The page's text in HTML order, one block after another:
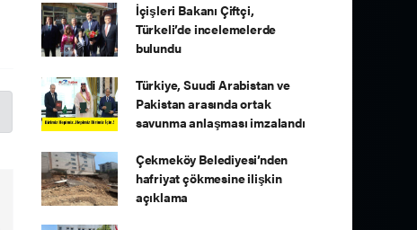
İçişleri Bakanı Çiftçi,
Türkeli’de incelemelerde
bulundu
Türkiye, Suudi Arabistan ve
Pakistan arasında ortak
savunma anlaşması imzalandı
Çekmeköy Belediyesi’nden
hafriyat çökmesine ilişkin
açıklama